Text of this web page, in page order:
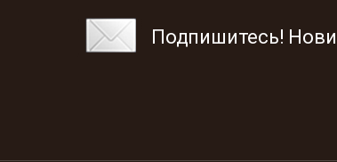
Подпишитесь!